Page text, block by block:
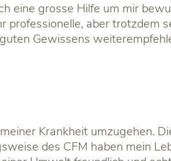
eine grosse Hilfe um mir
professionelle, aber trotzdem
Gewissens
Krankheit umzugehen.
des CFM haben mein